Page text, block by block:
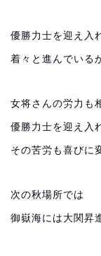
優勝力士を迎え入
着々と進んでいる
女将さんの労力も
優勝力士を迎え入
その苦労も喜びに
次の秋場所では
御嶽海には大関昇